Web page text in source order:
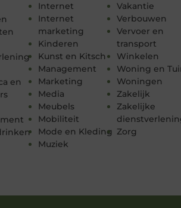
en
Internet
Internet
marketing
Kinderen
Kunst en Kitsch
Management
Marketing
Media
Meubels
Mobiliteit
Mode en Kleding
Muziek
Vakantie
Verbouwen
Vervoer en
transport
Winkelen
Woning en
Woningen
Zakelijk
Zakelijke
Zorg